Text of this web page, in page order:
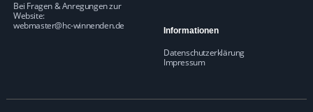
Bei Fragen & Anregungen zur
Website:
webmaster@hc-winnenden.de
Informationen
Datenschutzerklärung
Impressum